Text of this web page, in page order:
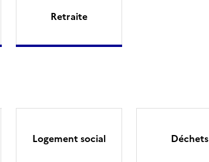
Retraite
Logement social Déchets